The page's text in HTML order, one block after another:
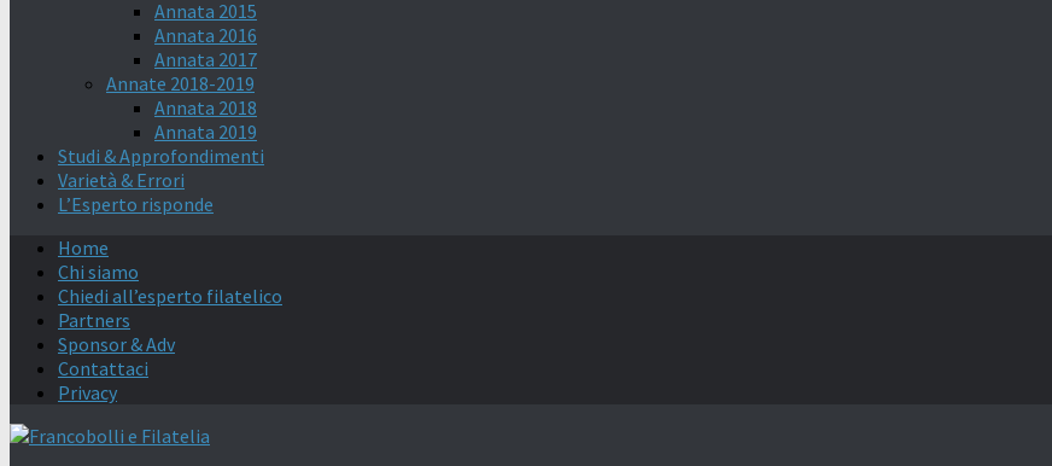
Annata 2015
Annata 2016
Annata 2017
Annate 2018-2019
Annata 2018
Annata 2019
Studi & Approfondimenti
Varietà & Errori
L’Esperto risponde
Home
Chi siamo
Chiedi all’esperto filatelico
Partners
Sponsor & Adv
Contattaci
Privacy